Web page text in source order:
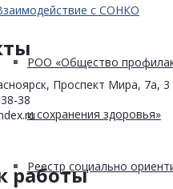
с СОНКО
РОО «Общество
и сохранения здоровья»
Реестр социально
Проспект Мира, 7а,
38
работы